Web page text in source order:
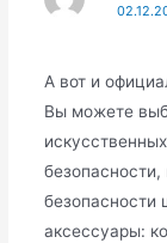
А вот и
Вы можете
безопасности
аксессуары: